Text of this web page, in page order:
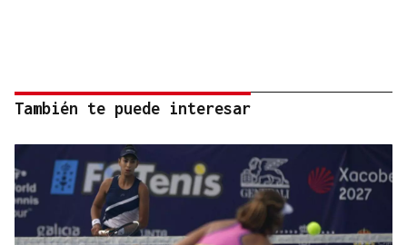
También te puede interesar